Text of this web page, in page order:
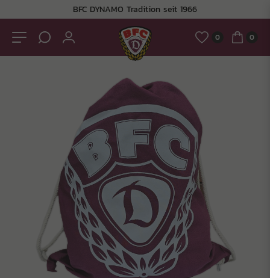
BFC DYNAMO Tradition seit 1966
0 0